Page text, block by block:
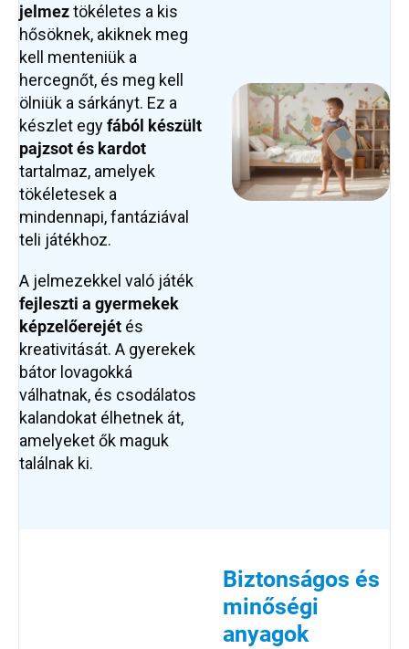
jelmeztökéletes a kis
hősöknek, akiknek meg
kell menteniük a
hercegnőt, és meg kell
ölniük a sárkányt. Ez a
készlet egyfából készült
pajzsot és kardot
tartalmaz, amelyek
tökéletesek a
mindennapi, fantáziával
teli játékhoz.
A jelmezekkel való játék
fejleszti a gyermekek
képzelőerejét és
kreativitását. A gyerekek
bátor lovagokká
válhatnak, és csodálatos
kalandokat élhetnek át,
amelyeket ők maguk
találnak ki.
Biztonságos és
minőségi
anyagok